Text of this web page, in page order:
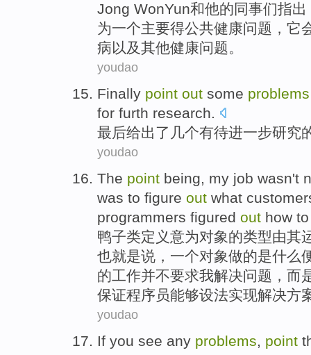
Jong WonYun和他的同事们指出
为一个主要得公共健康问题，它
病以及其他健康问题。
youdao
Finally point out some problems
for furth research.
最后给出了 几个有待进一步研究
youdao
The point being, my job wasn't
was to figure out what
programmers figured out how
鸭子类定义意为对象的类型由其
也就是说，一个对象做的是什么
的工作并不要求我解决问题 ， 而
保证程序员能够设法实现解决方
youdao
If you see any problems, point